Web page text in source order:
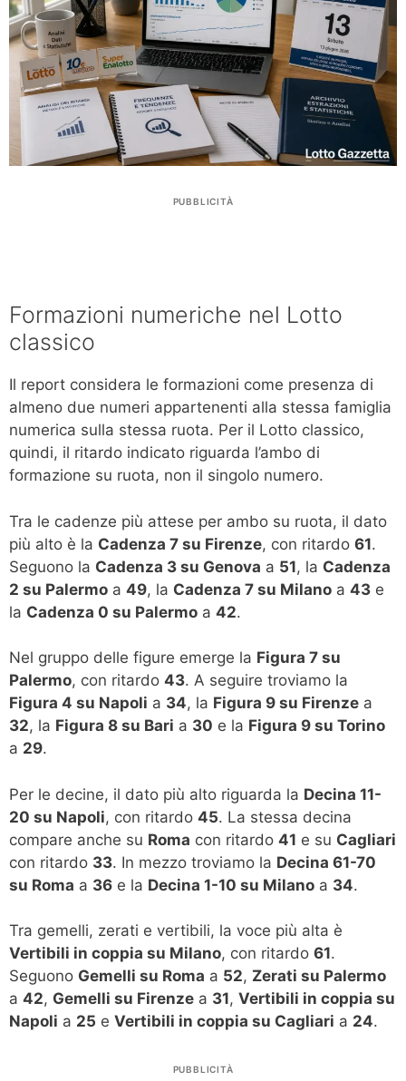
PUBBLICITÀ
Formazioni numeriche nel Lotto
classico
Il report considera le formazioni come presenza di
almeno due numeri appartenenti alla stessa famiglia
numerica sulla stessa ruota. Per il Lotto classico,
quindi, il ritardo indicato riguarda l’ambo di
formazione su ruota, non il singolo numero.
Tra le cadenze più attese per ambo su ruota, il dato
più alto è la Cadenza 7 su Firenze, con ritardo 61.
Seguono la Cadenza 3 su Genova a 51, la Cadenza
2 su Palermo a 49, la Cadenza 7 su Milano a 43 e
la Cadenza 0 su Palermo a 42.
Nel gruppo delle figure emerge la Figura 7 su
Palermo, con ritardo 43. A seguire troviamo la
Figura 4 su Napoli a 34, la Figura 9 su Firenze a
32, la Figura 8 su Bari a 30 e la Figura 9 su Torino
a 29.
Per le decine, il dato più alto riguarda la Decina 11-
20 su Napoli, con ritardo 45. La stessa decina
compare anche su Roma con ritardo 41 e su Cagliari
con ritardo 33. In mezzo troviamo la Decina 61-70
su Roma a 36 e la Decina 1-10 su Milano a 34.
Tra gemelli, zerati e vertibili, la voce più alta è
Vertibili in coppia su Milano, con ritardo 61.
Seguono Gemelli su Roma a 52, Zerati su Palermo
a 42, Gemelli su Firenze a 31, Vertibili in coppia su
Napoli a 25 e Vertibili in coppia su Cagliari a 24.
PUBBLICITÀ